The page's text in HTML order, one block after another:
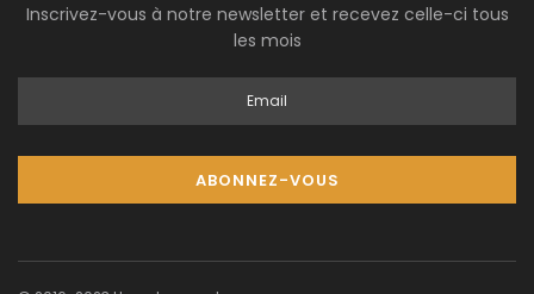
Inscrivez-vous à notre newsletter et recevez celle-ci tous
les mois